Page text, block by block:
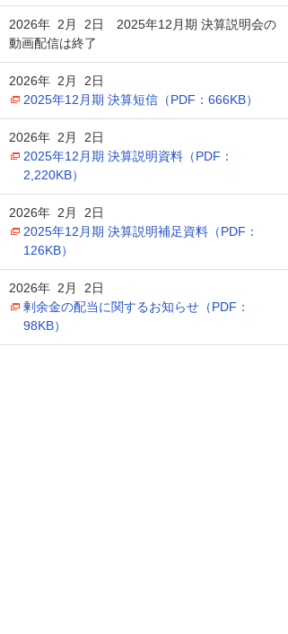
2026年 2月 2日
2025年12月期 決算説明会の
動画配信は終了
2026年 2月 2日
2025年12月期 決算短信（PDF：666KB）
2026年 2月 2日
2025年12月期 決算説明資料（PDF：
2,220KB）
2026年 2月 2日
2025年12月期 決算説明補足資料（PDF：
126KB）
2026年 2月 2日
剰余金の配当に関するお知らせ（PDF：
98KB）